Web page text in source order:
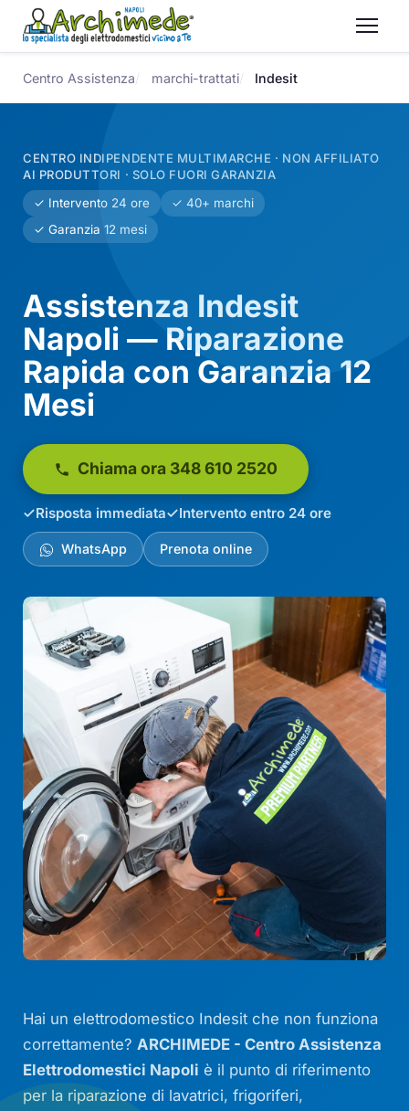
Centro Assistenza marchi-trattati Indesit
CENTRO INDIPENDENTE MULTIMARCHE · NON AFFILIATO
AI PRODUTTORI · SOLO FUORI GARANZIA
✓ Intervento 24 ore
✓ 40+ marchi
✓ Garanzia 12 mesi
Assistenza Indesit
Napoli — Riparazione
Rapida con Garanzia 12
Mesi
Chiama ora 348 610 2520
Risposta immediata Intervento entro 24 ore
WhatsApp Prenota online
Hai un elettrodomestico Indesit che non funziona
correttamente?ARCHIMEDE - Centro Assistenza
Elettrodomestici Napoli è il punto di riferimento
per la riparazione di lavatrici, frigoriferi,